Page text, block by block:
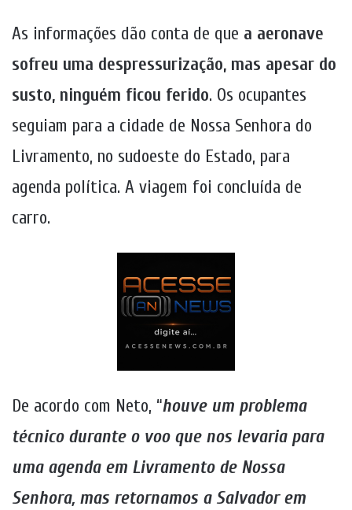
As informações dão conta de que a aeronave
sofreu uma despressurização, mas apesar do
susto, ninguém ficou ferido. Os ocupantes
seguiam para a cidade de Nossa Senhora do
Livramento, no sudoeste do Estado, para
agenda política. A viagem foi concluída de
carro.
De acordo com Neto, “houve um problema
técnico durante o voo que nos levaria para
uma agenda em Livramento de Nossa
Senhora, mas retornamos a Salvador em